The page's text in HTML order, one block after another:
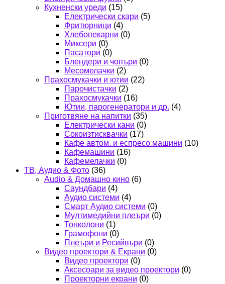
Кухненски уреди (15)
Електрически скари (5)
Фритюрници (4)
Хлебопекарни (0)
Миксери (0)
Пасатори (0)
Блендери и чопъри (0)
Месомелачки (2)
Прахосмукачки и ютии (22)
Парочистачки (2)
Прахосмукачки (16)
Ютии, парогенератори и др. (4)
Приготвяне на напитки (35)
Електрически кани (0)
Сокоизтисквачки (17)
Кафе автом. и еспресо машини (10)
Кафемашини (16)
Кафемелачки (0)
ТВ, Аудио & Фото (36)
Audio & Домашно кино (6)
Саундбари (4)
Аудио системи (4)
Смарт Аудио системи (0)
Мултимедийни плеъри (0)
Тонколони (1)
Грамофони (0)
Плеъри и Ресийвъри (0)
Видео проектори & Екрани (0)
Видео проектори (0)
Аксесоари за видео проектори (0)
Проекторни екрани (0)